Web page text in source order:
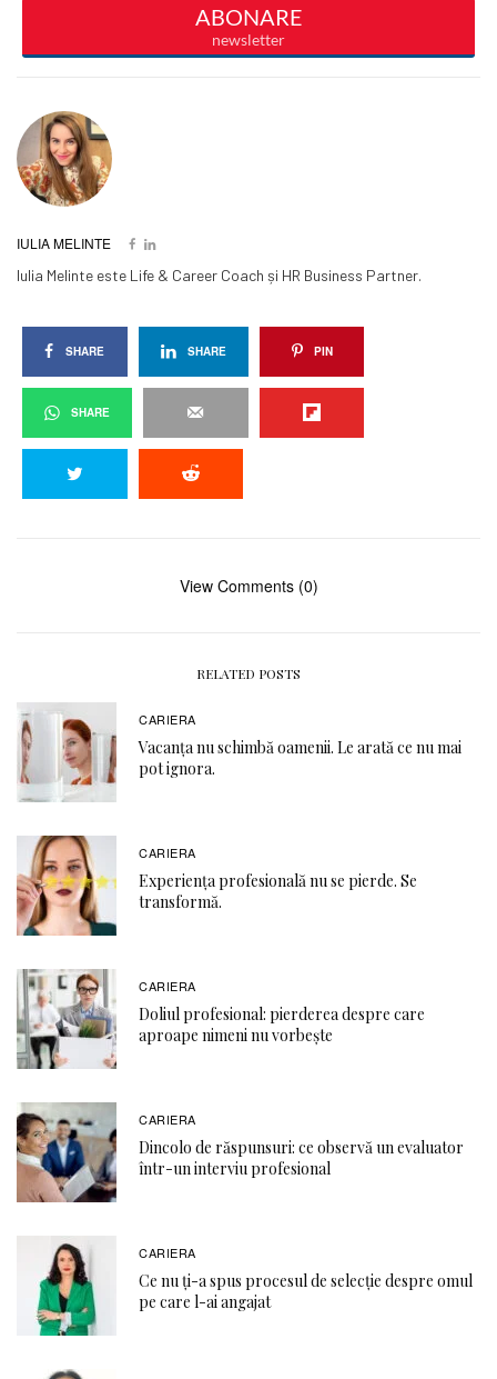
IULIA MELINTE
Iulia Melinte este Life & Career Coach și HR Business Partner.
SHARE SHARE PIN
SHARE
View Comments (0)
RELATED POSTS
CARIERA
Vacanța nu schimbă oamenii. Le arată ce nu mai
pot ignora.
CARIERA
Experiența profesională nu se pierde. Se
transformă.
CARIERA
Doliul profesional: pierderea despre care
aproape nimeni nu vorbește
CARIERA
Dincolo de răspunsuri: ce observă un evaluator
într-un interviu profesional
CARIERA
Ce nu ți-a spus procesul de selecție despre omul
pe care l-ai angajat